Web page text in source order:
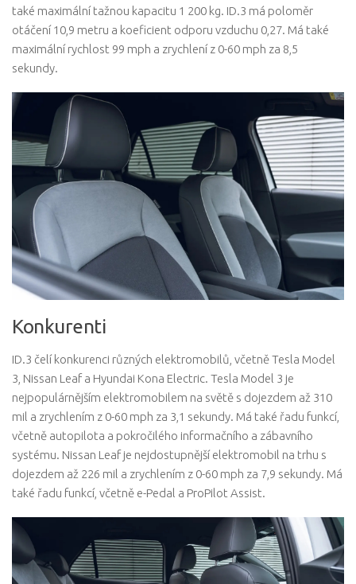
také maximální tažnou kapacitu 1 200 kg. ID.3 má poloměr
otáčení 10,9 metru a koeficient odporu vzduchu 0,27. Má také
maximální rychlost 99 mph a zrychlení z 0-60 mph za 8,5
sekundy.
Konkurenti
ID.3 čelí konkurenci různých elektromobilů, včetně Tesla Model
3, Nissan Leaf a Hyundai Kona Electric. Tesla Model 3 je
nejpopulárnějším elektromobilem na světě s dojezdem až 310
mil a zrychlením z 0-60 mph za 3,1 sekundy. Má také řadu funkcí,
včetně autopilota a pokročilého informačního a zábavního
systému. Nissan Leaf je nejdostupnější elektromobil na trhu s
dojezdem až 226 mil a zrychlením z 0-60 mph za 7,9 sekundy. Má
také řadu funkcí, včetně e-Pedal a ProPilot Assist.